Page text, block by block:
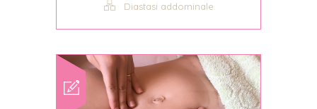
Diastasi addominale